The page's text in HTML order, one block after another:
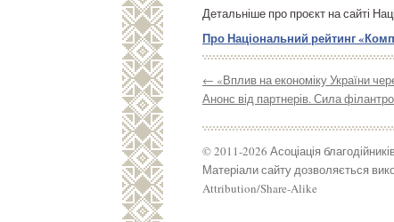
Детальніше про проєкт на сайті
Про Національний рейтинг
← «Вплив на економіку України
Анонс від партнерів. Сила
© 2011-2026 Асоціація
Матеріали сайту дозволяється
Attribution/Share-Alike